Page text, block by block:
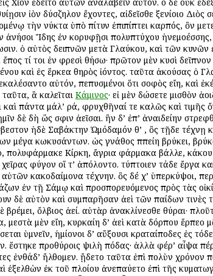
ἰὸν δύσζηλον ἔχοντες, αἰδεῖσθε ξενίοιο Διὸς
τὴν νύκτα ὑπὸ πίτυν ἐπιπίπτει καρπός, ὃν
Ἴδης ἐν κορυφῇσι πολυπτύχου ἠνεμοέσσης,
ὁ αὐτὸς δειπνῶν μετὰ Γλαύκου, καὶ τῶν
τί τοι ἐν φρεσὶ θήσω· πρῶτον μὲν κυσὶ
καὶ ἐς ἕρκεα θηρὸς ἰόντος. ταῦτα ἀκούσας ὁ
αὐτόν, πεπυσμένοι ὅτι σοφὸς εἴη, καὶ
ἃ καλεῖται Κάμινος· εἰ μὲν δώσετε μισθὸν
πάντα μάλ’ ἱρά, φρυχθῆναί τε καλῶς καὶ
δὲ δὴ ὥς σφιν ἀεῖσαι. ἢν δ’ ἐπ’ ἀναιδείην
ἠδὲ Σαβάκτην Ὠμόδαμόν θ’ , ὃς τῇδε τέχνῃ
μέγα κωκυσάντων. ὡς γνάθος ἱππείη βρύκει,
πολυφάρμακε Κίρκη, ἄγρια φάρμακα βάλλε, κάκου
φύγον οἵ τ’ ἀπόλοντο. τύπτοιεν τάδε ἔργα
κακοδαίμονα τέχνην. ὃς δέ χ’ ὑπερκύψοι,
ἐν τῇ Σάμῳ καὶ προσπορευόμενος πρὸς τὰς
δὲ αὐτὸν καὶ συμπαρῆσαν ἀεὶ τῶν παίδων
ὄλβιος ἀεί. αὐτὰρ ἀνακλίνεσθε θύραι·
μεστὰ μὲν εἴη, κυρκαίη δ’ ἀεὶ κατὰ δόρπου ἕρπεο
ὑμνεῖν, ἡμίονοι δ’ αὔξουσι κραταίποδες ἐς
ἕστηκε προθύροις ψιλὴ πόδας· ἀλλὰ φέρ’ αἶψα
ἐνθάδ’ ἤλθομεν. ᾔδετο ταῦτα ἐπὶ πολὺν
ἐξελθὼν ἐκ τοῦ πλοίου ἀνεπαύετο ἐπὶ τῆς